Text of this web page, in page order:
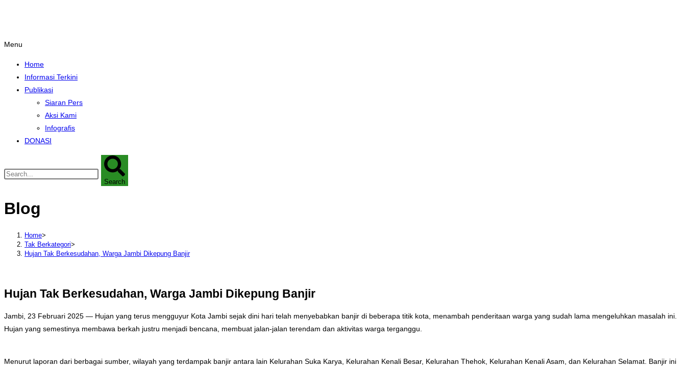
Menu
Home
Informasi Terkini
Publikasi
Siaran Pers
Aksi Kami
Infografis
DONASI
Search
Blog
Home>
Tak Berkategori>
Hujan Tak Berkesudahan, Warga Jambi Dikepung Banjir
Hujan Tak Berkesudahan, Warga Jambi Dikepung Banjir
Jambi, 23 Februari 2025 — Hujan yang terus mengguyur Kota Jambi sejak dini hari telah menyebabkan banjir di beberapa titik kota, menambah penderitaan warga yang sudah lama mengeluhkan masalah ini.
Hujan yang semestinya membawa berkah justru menjadi bencana, membuat jalan-jalan terendam dan aktivitas warga terganggu.
Menurut laporan dari berbagai sumber, wilayah yang terdampak banjir antara lain Kelurahan Suka Karya, Kelurahan Kenali Besar, Kelurahan Thehok, Kelurahan Kenali Asam, dan Kelurahan Selamat. Banjir ini